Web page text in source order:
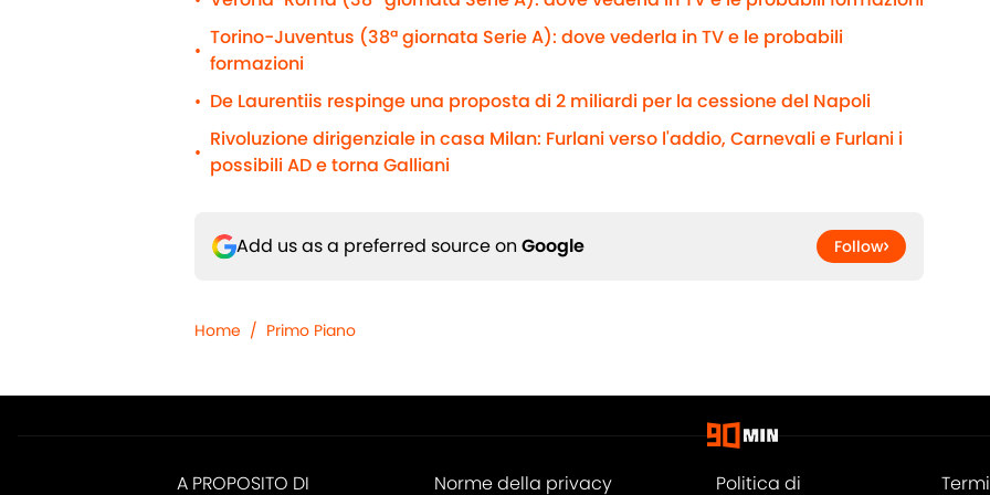
•
Torino-Juventus (38ª giornata Serie A): dove vederla in TV e le probabili
formazioni
• De Laurentiis respinge una proposta di 2 miliardi per la cessione del Napoli
•
Rivoluzione dirigenziale in casa Milan: Furlani verso l'addio, Carnevali e Furlani i
possibili AD e torna Galliani
Add us as a preferred source on Google Follow
Home / Primo Piano
A PROPOSITO DI Norme della privacy Politica di